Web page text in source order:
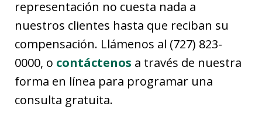
representación no cuesta nada a
nuestros clientes hasta que reciban su
compensación. Llámenos al (727) 823-
0000, o contáctenos a través de nuestra
forma en línea para programar una
consulta gratuita.